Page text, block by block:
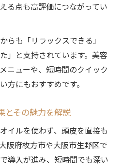
る点も高評価につながってい
らも「リラックスできる」
」と支持されています。美容
ニューや、短時間のクイック
方にもおすすめです。
とその魅力を解説
イルを使わず、頭皮を直接も
阪府枚方市や大阪市生野区で
導入が進み、短時間でも深い